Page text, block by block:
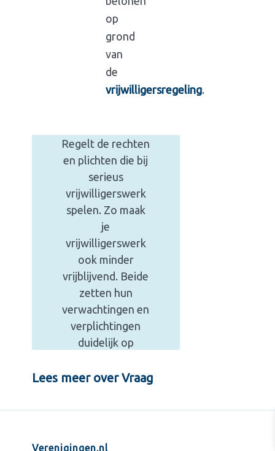
op
grond
van
de
vrijwilligersregeling.
Overeenkomst
tussen een
Regelt de rechten
en plichten die bij
serieus
vrijwilligerswerk
spelen. Zo maak
je
vrijwilligerswerk
ook minder
vrijblijvend. Beide
zetten hun
verwachtingen en
verplichtingen
duidelijk op
Lees meer over Vraag
Verenigingen.nl